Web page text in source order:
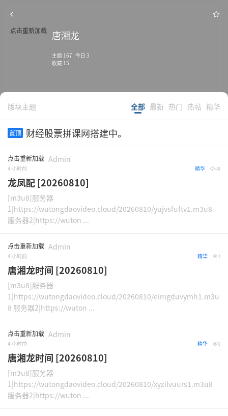
点击重新加载 唐湘龙
主题 167 今日 3
收藏 15
版块主题 全部 最新 热门 热帖 精华
置顶 财经股票拼课网搭建中。
点击重新加载 Admin
4 小时前 48
精华
龙凤配 [20260810]
[m3u8]服务器
1|https://wutongdaovideo.cloud/20260810/yujvsfuftv1.m3u8
服务器2|https://wuton ...
点击重新加载 Admin
4 小时前 3
精华
唐湘龙时间 [20260810]
[m3u8]服务器
1|https://wutongdaovideo.cloud/20260810/eimgduvymh1.m3u
8 服务器2|https://wuton ...
点击重新加载 Admin
4 小时前 6
精华
唐湘龙时间 [20260810]
[m3u8]服务器
1|https://wutongdaovideo.cloud/20260810/xyzilvuurs1.m3u8
服务器2|https://wuton ...